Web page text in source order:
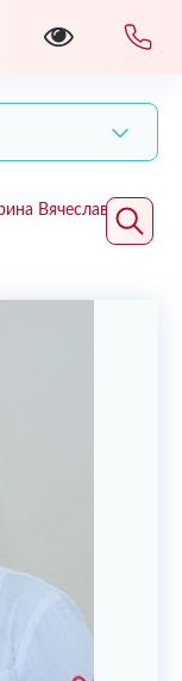
Вячеславовна